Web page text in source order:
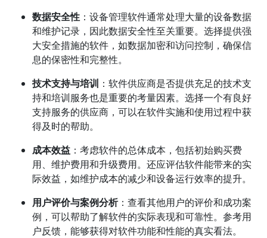
数据安全性 ：设备管理软件通常处理大量的设备数据
和维护记录，因此数据安全性至关重要。选择提供强
大安全措施的软件，如数据加密和访问控制，确保信
息的保密性和完整性。
技术支持与培训 ：软件供应商是否提供充足的技术支
持和培训服务也是重要的考量因素。选择一个有良好
支持服务的供应商，可以在软件实施和使用过程中获
得及时的帮助。
成本效益 ：考虑软件的总体成本，包括初始购买费
用、维护费用和升级费用。还应评估软件能带来的实
际效益，如维护成本的减少和设备运行效率的提升。
用户评价与案例分析：查看其他用户的评价和成功案
例，可以帮助了解软件的实际表现和可靠性。参考用
户反馈，能够获得对软件功能和性能的真实看法。